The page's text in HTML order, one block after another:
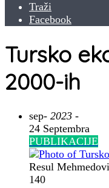
Traži
Facebook
Tursko
2000-ih
sep- 2023 -
24 Septembra
PUBLIKACIJE
Resul
140